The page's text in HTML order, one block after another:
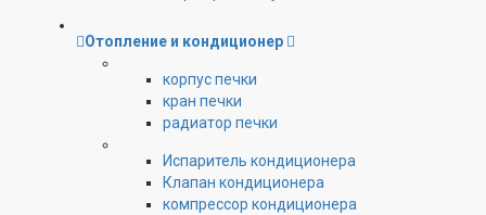
Отопление и кондиционер
корпус печки
кран печки
радиатор печки
Испаритель кондиционера
Клапан кондиционера
компрессор кондиционера